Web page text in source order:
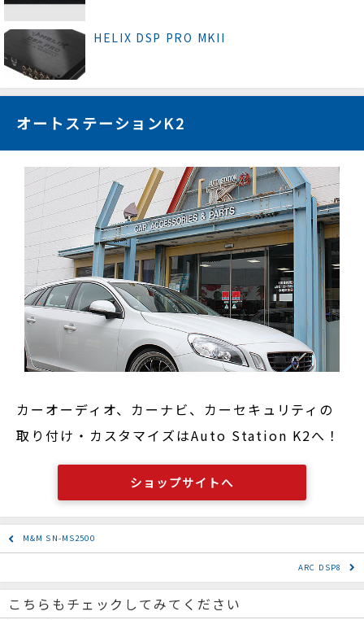
HELIX DSP PRO MKII
オートステーションK2
カーオーディオ、カーナビ、カーセキュリティの
取り付け・カスタマイズはAuto Station K2へ！
ショップサイトへ
M&M SN-MS2500
ARC DSP8
こちらもチェックしてみてください